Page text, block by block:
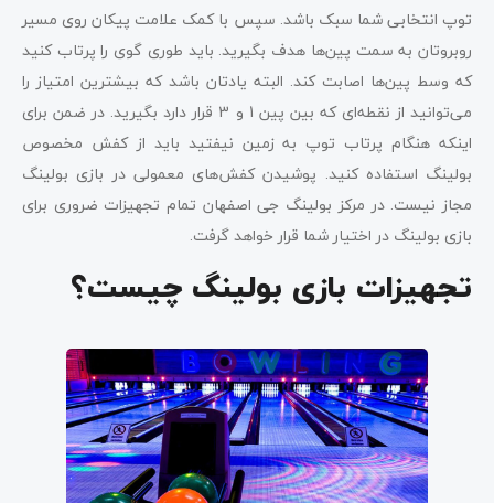
توپ انتخابی شما سبک باشد. سپس با کمک علامت پیکان روی مسیر
روبروتان به سمت پین‌ها هدف بگیرید. باید طوری گوی را پرتاب کنید
که وسط پین‌ها اصابت کند. البته یادتان باشد که بیشترین امتیاز را
می‌توانید از نقطه‌ای که بین پین 1 و 3 قرار دارد بگیرید. در ضمن برای
اینکه هنگام پرتاب توپ به زمین نیفتید باید از کفش مخصوص
بولینگ استفاده کنید. پوشیدن کفش‌های معمولی در بازی بولینگ
مجاز نیست. در مرکز بولینگ جی اصفهان تمام تجهیزات ضروری برای
بازی بولینگ در اختیار شما قرار خواهد گرفت.
تجهیزات بازی بولینگ چیست؟